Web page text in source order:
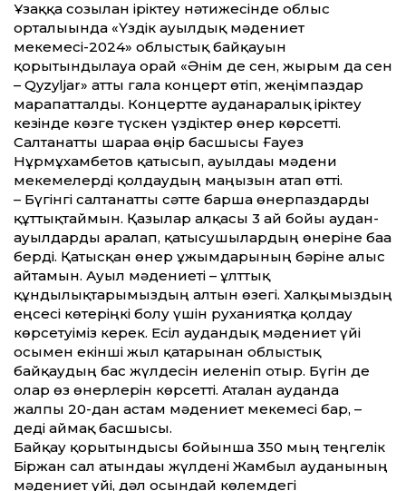
Ұзаққа созылған іріктеу нәтижесінде облыс
орталығында «Үздік ауылдық мәдениет
мекемесі-2024» облыстық байқауын
қорытындылауға орай «Әнім де сен, жырым да сен
– Qyzyljar» атты гала концерт өтіп, жеңімпаздар
марапатталды. Концертте ауданаралық іріктеу
кезінде көзге түскен үздіктер өнер көрсетті.
Салтанатты шараға өңір басшысы Ғауез
Нұрмұхамбетов қатысып, ауылдағы мәдени
мекемелерді қолдаудың маңызын атап өтті.
– Бүгінгі салтанатты сәтте барша өнерпаздарды
құттықтаймын. Қазылар алқасы 3 ай бойы аудан-
ауылдарды аралап, қатысушылардың өнеріне баға
берді. Қатысқан өнер ұжымдарының бәріне алғыс
айтамын. Ауыл мәдениеті – ұлт­тық
құндылықтарымыздың алтын өзегі. Халқымыздың
еңсесі көтеріңкі болу үшін руханиятқа қолдау
көрсетуіміз керек. Есіл аудандық мәдениет үйі
осымен екінші жыл қатарынан облыстық
байқаудың бас жүлдесін иеленіп отыр. Бүгін де
олар өз өнерлерін көрсетті. Аталған ауданда
жалпы 20-дан астам мәдениет мекемесі бар, –
деді аймақ басшысы.
Байқау қорытындысы бойынша 350 мың теңгелік
Біржан сал атындағы жүлдені Жамбыл ауданының
мәдениет үйі, дәл осындай көлемдегі